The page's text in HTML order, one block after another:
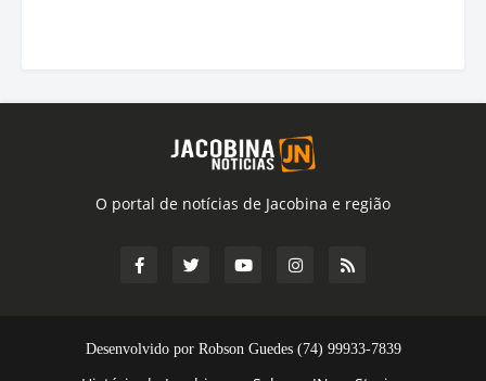
O portal de notícias de Jacobina e região
Desenvolvido por Robson Guedes (74) 99933-7839